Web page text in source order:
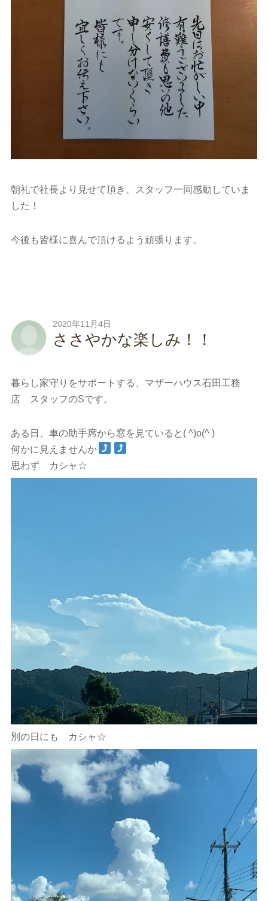
朝礼で社長より見せて頂き、スタッフ一同感動していま
した！
今後も皆様に喜んで頂けるよう頑張ります。
2020年11月4日
ささやかな楽しみ！！
暮らし家守りをサポートする、マザーハウス石田工務
店 スタッフのSです。
ある日、車の助手席から窓を見ていると( ^)o(^ )
何かに見えませんか
思わず カシャ☆
別の日にも カシャ☆